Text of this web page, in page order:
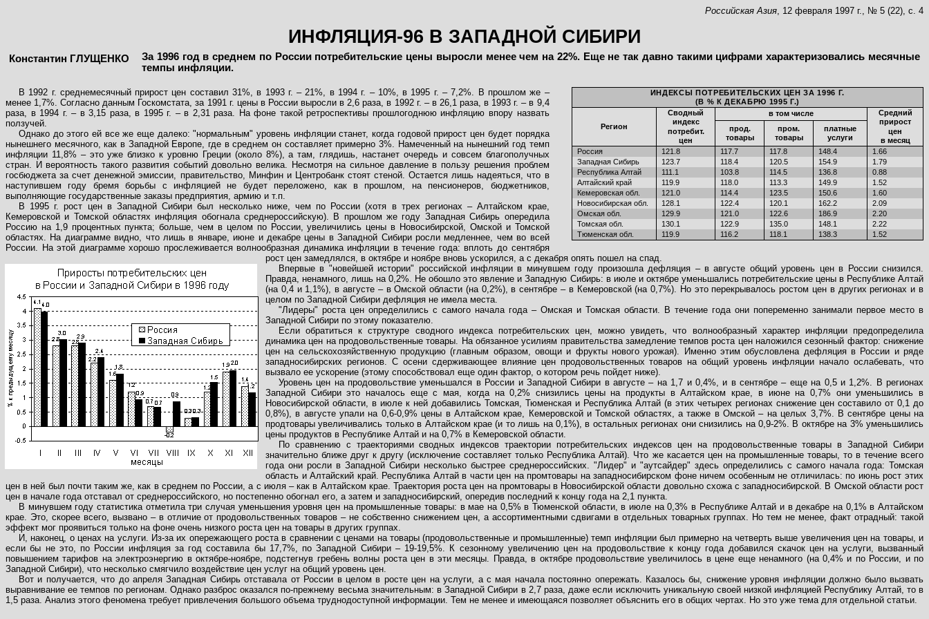
Российская Азия, 12 февраля 1997 г., № 5 (22), с. 4
ИНФЛЯЦИЯ-96 В ЗАПАДНОЙ СИБИРИ
Константин ГЛУЩЕНКО
За 1996 год в среднем по России потребительские цены выросли менее чем на 22%. Еще не так давно такими цифрами характеризовались месячные
темпы инфляции.
ИНДЕКСЫ ПОТРЕБИТЕЛЬСКИХ ЦЕН ЗА 1996 Г.
(В % К ДЕКАБРЮ 1995 Г.)
Регион
Сводный
индекс
потребит.
цен
в том числе
Средний
прирост
цен
в месяц
прод.
товары
пром.
товары
платные
услуги
Россия
121.8 117.7 117.8 148.4
1.66
Западная Сибирь
123.7 118.4 120.5 154.9
1.79
Республика Алтай
111.1 103.8 114.5 136.8
0.88
Алтайский край
119.9 118.0 113.3 149.9
1.52
Кемеровская обл.
121.0 114.4 123.5 150.6
1.60
Новосибирская обл.
128.1 122.4 120.1 162.2
2.09
Омская обл.
129.9 121.0 122.6 186.9
2.20
Томская обл.
130.1 122.9 135.0 148.1
2.22
Тюменская обл.
119.9 116.2 118.1 138.3 1.52
В 1992 г. среднемесячный прирост цен составил 31%, в 1993 г. – 21%, в 1994 г. – 10%, в 1995 г. – 7,2%. В прошлом же –
менее 1,7%. Согласно данным Госкомстата, за 1991 г. цены в России выросли в 2,6 раза, в 1992 г. – в 26,1 раза, в 1993 г. – в 9,4
раза, в 1994 г. – в 3,15 раза, в 1995 г. – в 2,31 раза. На фоне такой ретроспективы прошлогоднюю инфляцию впору назвать
ползучей.
Однако до этого ей все же еще далеко: "нормальным" уровень инфляции станет, когда годовой прирост цен будет порядка
нынешнего месячного, как в Западной Европе, где в среднем он составляет примерно 3%. Намеченный на нынешний год темп
инфляции 11,8% – это уже близко к уровню Греции (около 8%), а там, глядишь, настанет очередь и совсем благополучных
стран. И вероятность такого развития событий довольно велика. Несмотря на сильное давление в пользу решения проблем
госбюджета за счет денежной эмиссии, правительство, Минфин и Центробанк стоят стеной. Остается лишь надеяться, что в
наступившем году бремя борьбы с инфляцией не будет переложено, как в прошлом, на пенсионеров, бюджетников,
выполняющие государственные заказы предприятия, армию и т.п.
В 1995 г. рост цен в Западной Сибири был несколько ниже, чем по России (хотя в трех регионах – Алтайском крае,
Кемеровс­кой и Томской областях инфляция обогнала среднероссийскую). В прошлом же году Западная Сибирь опередила
Россию на 1,9 процентных пункта; больше, чем в целом по России, увеличились цены в Новосибирской, Омской и Томской
областях. На диаграмме видно, что лишь в январе, июне и декабре цены в Западной Сибири росли медленнее, чем во всей
России. На этой диаграмме хорошо прослеживается волнообразная динамика инфляции в течение года: вплоть до сентября
рост цен замедлялся, в октябре и ноябре вновь ускорился, а с декабря опять пошел на спад.
Впервые в "новейшей истории" российской инфляции в минувшем году произошла дефляция – в августе общий уровень цен в России снизился.
Правда, ненамного, лишь на 0,2%. Не обошло это явление и Западную Сибирь: в июле и октябре уменьшались потребительские цены в Республике Алтай
(на 0,4 и 1,1%), в августе – в Омской области (на 0,2%), в сентябре – в Кемеровской (на 0,7%). Но это перекрывалось ростом цен в других регионах и в
целом по Западной Сибири дефляция не имела места.
"Лидеры" роста цен определились с самого начала года – Омская и Томская области. В течение года они попеременно занимали первое место в
Западной Сибири по этому показателю.
Если обратиться к структуре сводного индекса потребительских цен, можно увидеть, что волнообразный характер инфляции предопределила
динамика цен на продовольственные товары. На обязанное усилиям правительства замедление темпов роста цен наложился сезонный фактор: снижение
цен на сельскохозяйственную продукцию (главным образом, овощи и фрукты нового урожая). Именно этим обусловлена дефляция в России и ряде
западносибирских регионов. С осени сдерживающее влияние цен продовольственных товаров на общий уровень инфляции начало ослабевать, что
вызвало ее ускорение (этому способствовал еще один фактор, о котором речь пойдет ниже).
Уровень цен на продовольствие уменьшался в России и Западной Сибири в августе – на 1,7 и 0,4%, и в сентябре – еще на 0,5 и 1,2%. В регионах
Западной Сибири это началось еще с мая, когда на 0,2% снизились цены на продукты в Алтайском крае, в июне на 0,7% они уменьшились в
Новосибирской области, в июле к ней добавились Томская, Тюменская и Республика Алтай (в этих четырех регионах снижение цен составило от 0,1 до
0,8%), в августе упали на 0,6-0,9% цены в Алтайском крае, Кемеровской и Томской областях, а также в Омской – на целых 3,7%. В сентябре цены на
продтовары увеличивались только в Алтайском крае (и то лишь на 0,1%), в остальных регионах они снизились на 0,9-2%. В октябре на 3% уменьшились
цены продуктов в Республике Алтай и на 0,7% в Кемеровской области.
По сравнению с траекториями сводных индексов траектории потребительских индексов цен на продовольственные товары в Западной Сибири
значительно ближе друг к другу (исключение составляет только Республика Алтай). Что же касается цен на промышленные товары, то в течение всего
года они росли в Западной Сибири несколько быстрее среднероссийских. "Лидер" и "аутсайдер" здесь определились с самого начала года: Томская
область и Алтайский край. Республика Алтай в части цен на промтовары на западносибирском фоне ничем особенным не отличилась: по июнь рост этих
цен в ней был почти таким же, как в среднем по России, а с июля – как в Алтайском крае. Траектория роста цен на промтовары в Новосибирской области довольно схожа с западносибирской. В Омской области рост
цен в начале года отставал от среднероссийского, но постепенно обогнал его, а затем и западносибирский, опередив последний к концу года на 2,1 пункта.
В минувшем году статистика отметила три случая уменьшения уровня цен на промышленные товары: в мае на 0,5% в Тюменской области, в июле на 0,3% в Республике Алтай и в декабре на 0,1% в Алтайском
крае. Это, скорее всего, вызвано – в отличие от продовольственных товаров – не собственно снижением цен, а ассортиментными сдвигами в отдельных товарных группах. Но тем не менее, факт отрадный: такой
эффект мог проявиться только на фоне очень низкого роста цен на товары в других группах.
И, наконец, о ценах на услуги. Из-за их опережающего роста в сравнении с ценами на товары (продовольственные и промышленные) темп инфляции был примерно на четверть выше увеличения цен на товары, и
если бы не это, по России инфляция за год составила бы 17,7%, по Западной Сибири – 19-19,5%. К сезонному увеличению цен на продовольствие к концу года добавился скачок цен на услуги, вызванный
повышением тарифов на электроэнергию в октябре-ноябре, подстегнув гребень волны роста цен в эти месяцы. Правда, в октябре продовольствие увеличилось в цене еще ненамного (на 0,4% и по России, и по
Западной Сибири), что несколько смягчило воздействие цен услуг на общий уровень цен.
Вот и получается, что до апреля Западная Сибирь отставала от России в целом в росте цен на услуги, а с мая начала постоянно опережать. Казалось бы, снижение уровня инфляции должно было вызвать
выравнивание ее темпов по регионам. Однако разброс оказался по-прежнему весьма значительным: в Западной Сибири в 2,7 раза, даже если исключить уникальную своей низкой инфляцией Республику Алтай, то в
1,5 раза. Анализ этого феномена требует привлечения большого объема труднодоступной информации. Тем не менее и имеющаяся позволяет объяснить его в общих чертах. Но это уже тема для отдельной статьи.